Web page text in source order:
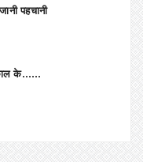
पहचानी
के……